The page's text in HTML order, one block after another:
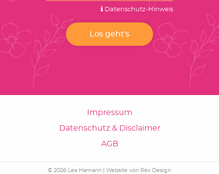
Datenschutz-Hinweis
Impressum
Datenschutz & Disclaimer
AGB
© 2026 Lea Hamann | Website von Rex Design